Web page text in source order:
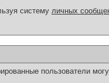
систему личных
пользователи